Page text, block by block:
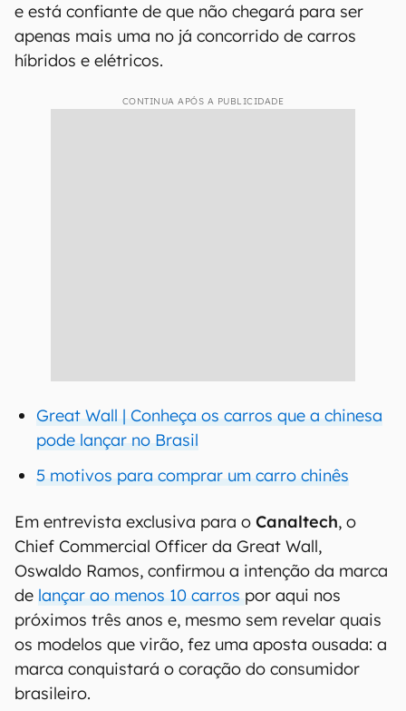
e está confiante de que não chegará para ser
apenas mais uma no já concorrido de carros
híbridos e elétricos.
CONTINUA APÓS A PUBLICIDADE
Great Wall | Conheça os carros que a chinesa
pode lançar no Brasil
5 motivos para comprar um carro chinês
Em entrevista exclusiva para o Canaltech, o
Chief Commercial Officer da Great Wall,
Oswaldo Ramos, confirmou a intenção da marca
de lançar ao menos 10 carros por aqui nos
próximos três anos e, mesmo sem revelar quais
os modelos que virão, fez uma aposta ousada: a
marca conquistará o coração do consumidor
brasileiro.